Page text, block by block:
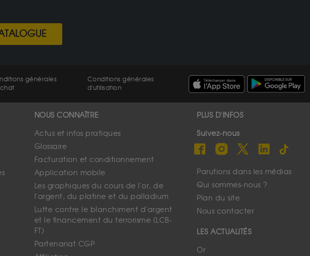
générales
Conditions générales
d'utilisation
NOUS CONNAÎTRE
Actus et infos pratiques
Glossaire
Facturation et conditionnement
Application mobile
Les graphiques du cours de l'or, de
l'argent, du platine et du palladium
Lutte contre le blanchiment d'argent
et le financement du terrorisme (LCB-
FT)
Partenariat CGP
PLUS D'INFOS
Suivez-nous
Parutions dans les médias
Qui sommes-nous ?
Plan du site
Nous contacter
LES ACTUALITÉS
Or